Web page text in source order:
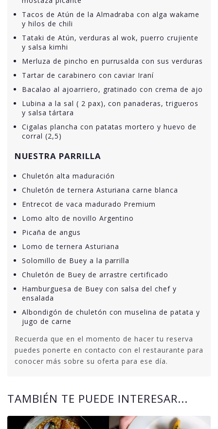
Tacos de Atún de la Almadraba con alga wakame
y hilos de chili
Tataki de Atún, verduras al wok, puerro crujiente
y salsa kimhi
Merluza de pincho en purrusalda con sus verduras
Tartar de carabinero con caviar Iraní
Bacalao al ajoarriero, gratinado con crema de ajo
Lubina a la sal ( 2 pax), con panaderas, trigueros
y salsa tártara
Cigalas plancha con patatas mortero y huevo de
corral (2,5)
NUESTRA PARRILLA
Chuletón alta maduración
Chuletón de ternera Asturiana carne blanca
Entrecot de vaca madurado Premium
Lomo alto de novillo Argentino
Picaña de angus
Lomo de ternera Asturiana
Solomillo de Buey a la parrilla
Chuletón de Buey de arrastre certificado
Hamburguesa de Buey con salsa del chef y
ensalada
Albondigón de chuletón con muselina de patata y
jugo de carne
Recuerda que en el momento de hacer tu reserva
puedes ponerte en contacto con el restaurante para
conocer más sobre su oferta para ese día.
TAMBIÉN TE PUEDE INTERESAR...